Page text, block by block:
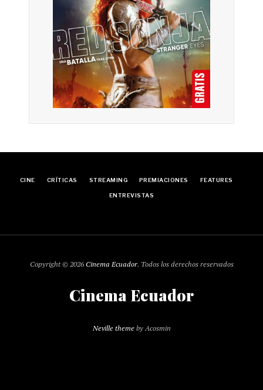
CINE CRÍTICAS STREAMING PREMIACIONES FEATURES
ENTREVISTAS
Copyright © 2026Cinema Ecuador. Todos los derechos reservados
Cinema Ecuador
Neville themeby Acosmin